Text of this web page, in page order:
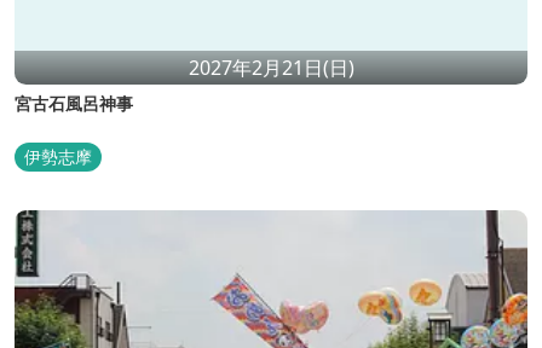
2027年2月21日(日)
宮古石風呂神事
伊勢志摩